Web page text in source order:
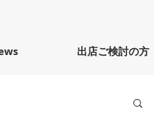
出店ご検討の方